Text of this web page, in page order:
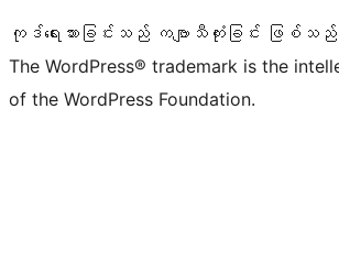
ကုဒ်ရေးသားခြင်းသည် ကဗျာသီကုံးခြင်း ဖြစ်သ
The WordPress® trademark is the
of the WordPress Foundation.